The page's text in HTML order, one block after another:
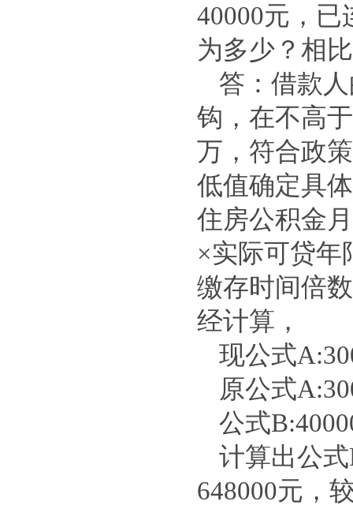
40000元，
为多少？相
答：借款
钩，在不高
万，符合政
低值确定具
住房公积金
×实际可贷年
缴存时间倍
经计算，
现公式
原公式
公式
计算出公
648000元，